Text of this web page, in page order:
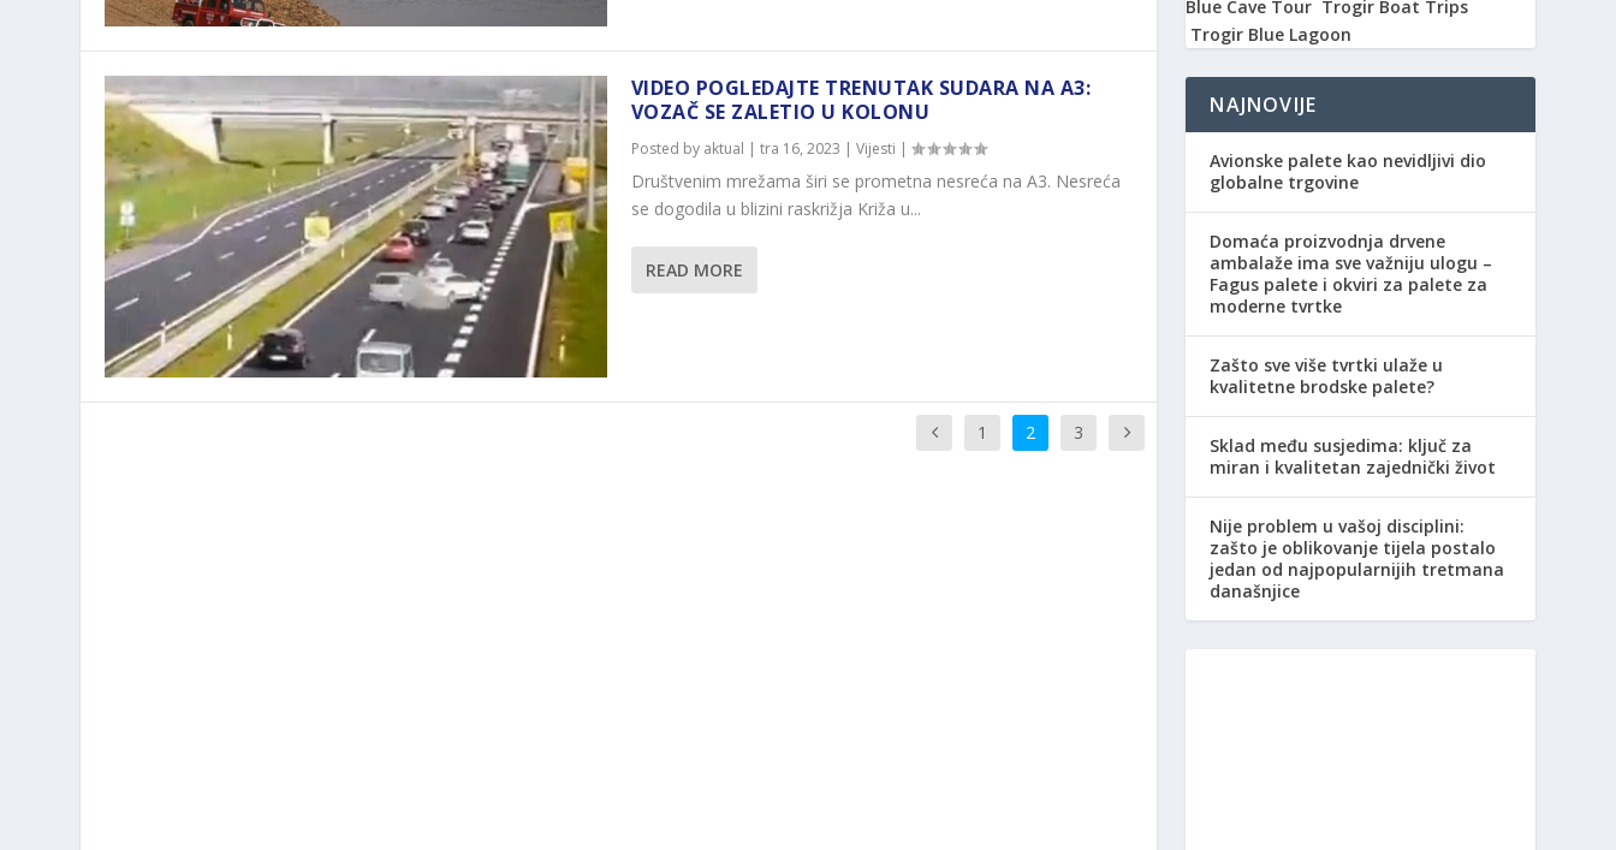
VIDEO POGLEDAJTE TRENUTAK SUDARA NA A3:
VOZAČ SE ZALETIO U KOLONU
Posted by aktual | tra 16, 2023 | Vijesti |
Društvenim mrežama širi se prometna nesreća na A3. Nesreća
se dogodila u blizini raskrižja Križa u...
READ MORE
1 2 3
Blue Cave Tour Trogir Boat Trips
Trogir Blue Lagoon
NAJNOVIJE
Avionske palete kao nevidljivi dio
globalne trgovine
Domaća proizvodnja drvene
ambalaže ima sve važniju ulogu –
Fagus palete i okviri za palete za
moderne tvrtke
Zašto sve više tvrtki ulaže u
kvalitetne brodske palete?
Sklad među susjedima: ključ za
miran i kvalitetan zajednički život
Nije problem u vašoj disciplini:
zašto je oblikovanje tijela postalo
jedan od najpopularnijih tretmana
današnjice